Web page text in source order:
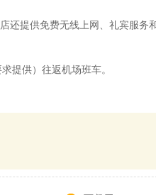
还提供免费无线上网、礼宾服务
提供）往返机场班车。